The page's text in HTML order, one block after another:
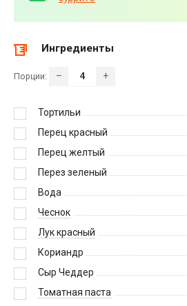
Ингредиенты
Порции: – +
Тортильи
Перец красный
Перец желтый
Перез зеленый
Вода
Чеснок
Лук красный
Кориандр
Сыр Чеддер
Томатная паста